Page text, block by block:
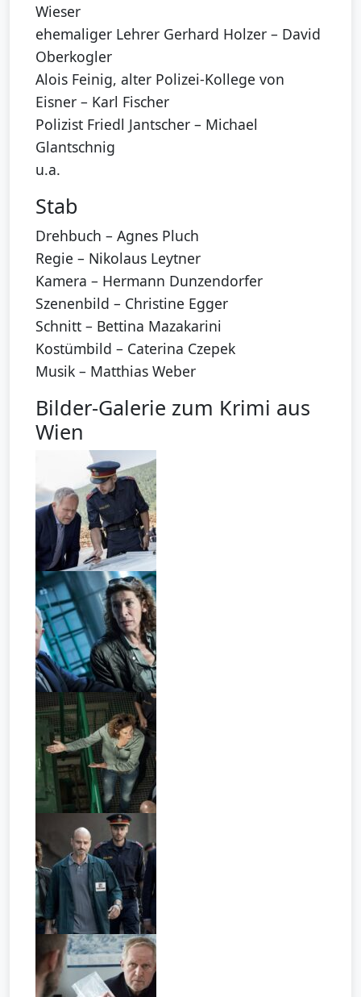
Wieser
ehemaliger Lehrer Gerhard Holzer – David
Oberkogler
Alois Feinig, alter Polizei-Kollege von
Eisner – Karl Fischer
Polizist Friedl Jantscher – Michael
Glantschnig
u.a.
Stab
Drehbuch – Agnes Pluch
Regie – Nikolaus Leytner
Kamera – Hermann Dunzendorfer
Szenenbild – Christine Egger
Schnitt – Bettina Mazakarini
Kostümbild – Caterina Czepek
Musik – Matthias Weber
Bilder-Galerie zum Krimi aus
Wien